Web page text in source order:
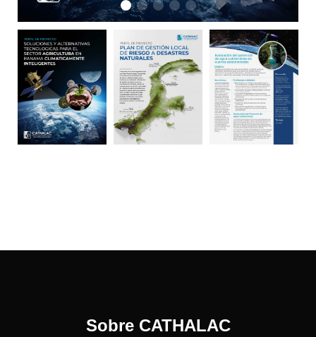
Sobre CATHALAC